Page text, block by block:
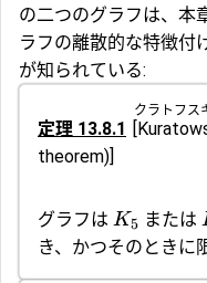
の二つのグラフは、本
ラフの離散的な特徴付
が知られている:
定理 13.8.1
クラトフス
theorem)]
グラフは K5 または
き、かつそのときに